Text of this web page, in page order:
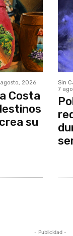
2026
Costa
su
Sin
7
- Publicidad -